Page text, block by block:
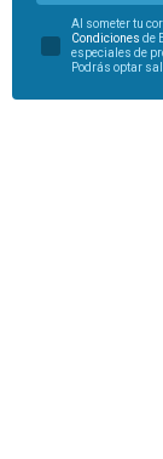
Al someter tu
Condiciones de
especiales de
Podrás optar